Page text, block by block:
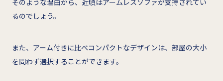
るのでしょう。
また、アーム付きに比べコンパクトなデザインは、部屋の大小
を問わず選択することができます。